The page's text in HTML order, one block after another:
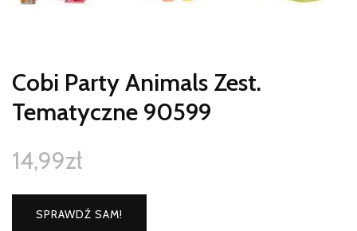
Cobi Party Animals Zest.
Tematyczne 90599
14,99zł
SPRAWDŹ SAM!